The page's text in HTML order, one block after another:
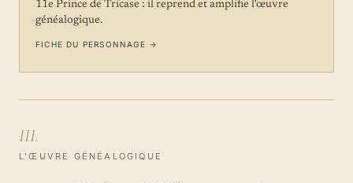
11e Prince de Tricase : il reprend et amplifie l'œuvre
généalogique.
FICHE DU PERSONNAGE →
III.
L'ŒUVRE GÉNÉALOGIQUE